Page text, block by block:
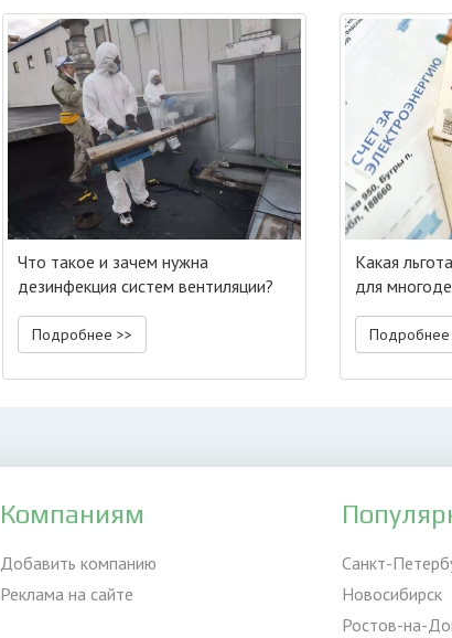
Что такое и зачем нужна
дезинфекция систем вентиляции?
Подробнее >>
Какая
для
Подробнее
Компаниям
Добавить компанию
Реклама на сайте
Санкт-
Новосибирск
Ростов-на-